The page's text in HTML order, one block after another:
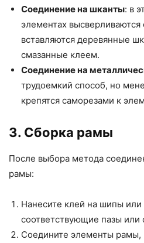
Соединение на шканты: в
элементах высверливаются
вставляются деревянные
смазанные клеем.
Соединение на
трудоемкий способ, но
крепятся саморезами к
3. Сборка рамы
После выбора метода
рамы:
Нанесите клей на шипы или
соответствующие пазы или
Соедините элементы рамы,